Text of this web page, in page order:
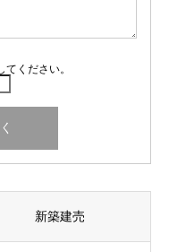
ください。
新築建売